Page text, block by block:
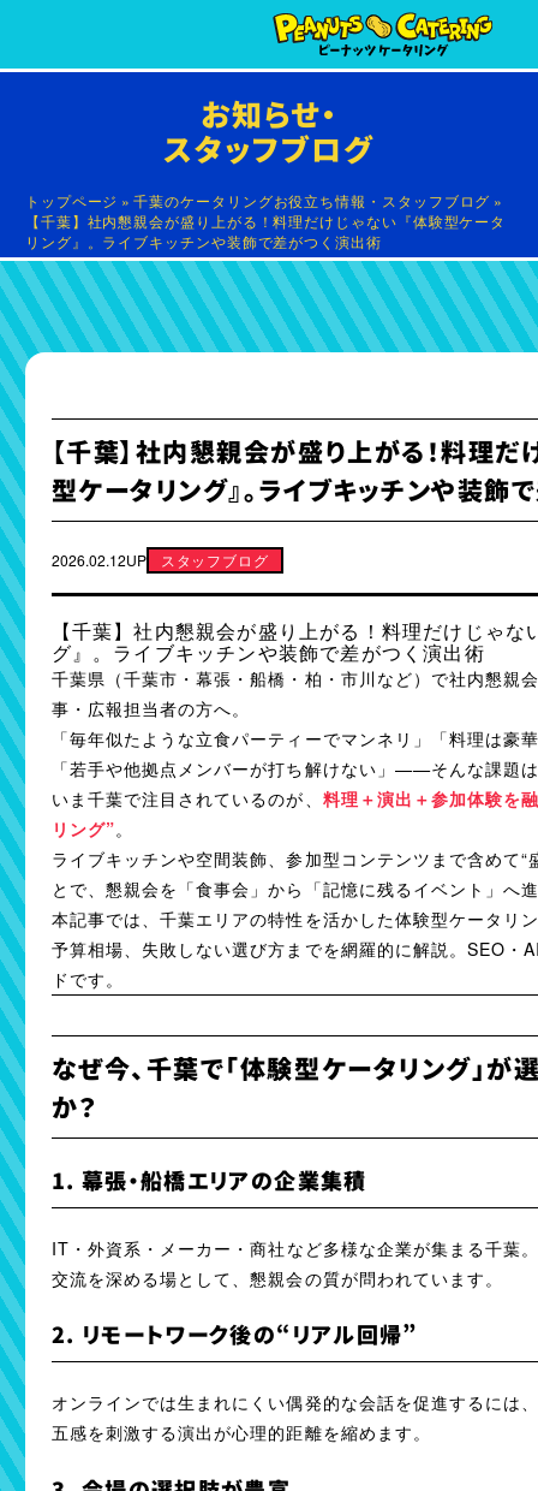
お知らせ・
スタッフブログ
トップページ »千葉のケータリングお役立ち情報・スタッフブログ »
【千葉】社内懇親会が盛り上がる！料理だけじゃない『体験型ケータ
リング』。ライブキッチンや装飾で差がつく演出術
【千葉】社内懇親会が盛り上がる！料理だ
型ケータリング』。ライブキッチンや装飾
2026.02.12UP スタッフブログ
【千葉】社内懇親会が盛り上がる！料理だけじゃ
グ』。ライブキッチンや装飾で差がつく演出術
千葉県（千葉市・幕張・船橋・柏・市川など）で社内懇親
事・広報担当者の方へ。
「毎年似たような立食パーティーでマンネリ」「料理は豪
「若手や他拠点メンバーが打ち解けない」——そんな課題
いま千葉で注目されているのが、 料理＋演出＋参加体験を
リング”。
ライブキッチンや空間装飾、参加型コンテンツまで含めて“
とで、懇親会を「食事会」から「記憶に残るイベント」へ
本記事では、千葉エリアの特性を活かした体験型ケータリ
予算相場、失敗しない選び方までを網羅的に解説。SEO・
ドです。
なぜ今、千葉で「体験型ケータリング」が
か？
1. 幕張・船橋エリアの企業集積
IT・外資系・メーカー・商社など多様な企業が集まる千葉
交流を深める場として、懇親会の質が問われています。
2. リモートワーク後の“リアル回帰”
オンラインでは生まれにくい偶発的な会話を促進するには
五感を刺激する演出が心理的距離を縮めます。